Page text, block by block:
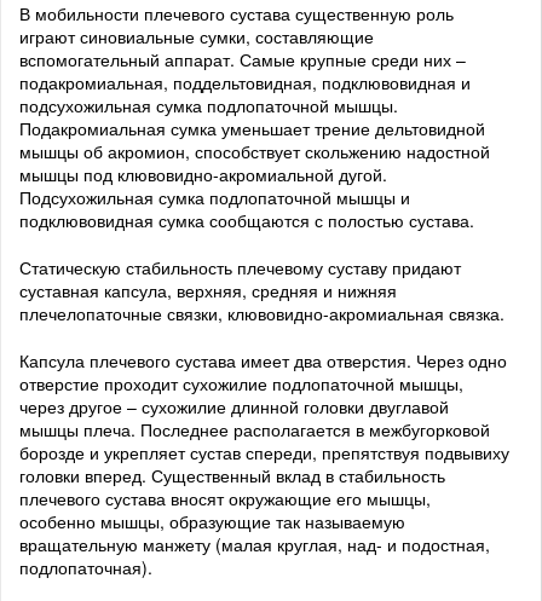
В мобильности плечевого сустава существенную роль
играют синовиальные сумки, составляющие
вспомогательный аппарат. Самые крупные среди них –
подакромиальная, поддельтовидная, подклювовидная и
подсухожильная сумка подлопаточной мышцы.
Подакромиальная сумка уменьшает трение дельтовидной
мышцы об акромион, способствует скольжению надостной
мышцы под клювовидно-акромиальной дугой.
Подсухожильная сумка подлопаточной мышцы и
подклювовидная сумка сообщаются с полостью сустава.
Статическую стабильность плечевому суставу придают
суставная капсула, верхняя, средняя и нижняя
плечелопаточные связки, клювовидно-акромиальная связка.
Капсула плечевого сустава имеет два отверстия. Через одно
отверстие проходит сухожилие подлопаточной мышцы,
через другое – сухожилие длинной головки двуглавой
мышцы плеча. Последнее располагается в межбугорковой
борозде и укрепляет сустав спереди, препятствуя подвывиху
головки вперед. Существенный вклад в стабильность
плечевого сустава вносят окружающие его мышцы,
особенно мышцы, образующие так называемую
вращательную манжету (малая круглая, над- и подостная,
подлопаточная).